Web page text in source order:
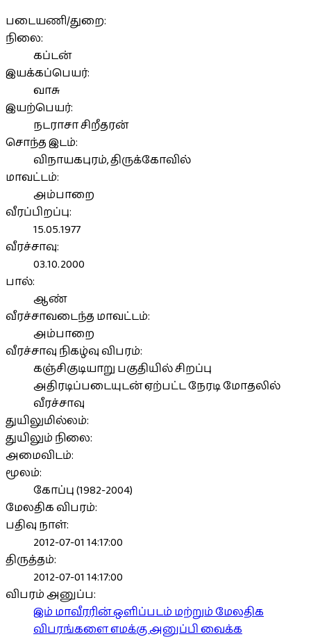
படையணி/துறை:
நிலை:
கப்டன்
இயக்கப்பெயர்:
வாசு
இயற்பெயர்:
நடராசா சிறீதரன்
சொந்த இடம்:
விநாயகபுரம், திருக்கோவில்
மாவட்டம்:
அம்பாறை
வீரப்பிறப்பு:
15.05.1977
வீரச்சாவு:
03.10.2000
பால்:
ஆண்
வீரச்சாவடைந்த மாவட்டம்:
அம்பாறை
வீரச்சாவு நிகழ்வு விபரம்:
கஞ்சிகுடியாறு பகுதியில் சிறப்பு
அதிரடிப்படையுடன் ஏற்பட்ட நேரடி மோதலில்
வீரச்சாவு
துயிலுமில்லம்:
துயிலும் நிலை:
அமைவிடம்:
மூலம்:
கோப்பு (1982-2004)
மேலதிக விபரம்:
பதிவு நாள்:
2012-07-01 14:17:00
திருத்தம்:
2012-07-01 14:17:00
விபரம் அனுப்ப:
இம் மாவீரரின் ஒளிப்படம் மற்றும் மேலதிக
விபரங்களை எமக்கு அனுப்பி வைக்க